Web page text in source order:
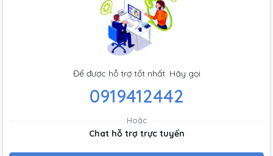
Để được hỗ trợ tốt nhất. Hãy gọi
0919412442
Hoặc
Chat hỗ trợ trực tuyến